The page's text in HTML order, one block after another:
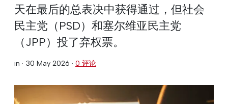
天在最后的总表决中获得通过，但社会
民主党（PSD）和塞尔维亚民主党
（JPP）投了弃权票。
in · 30 May 2026 · 0 评论